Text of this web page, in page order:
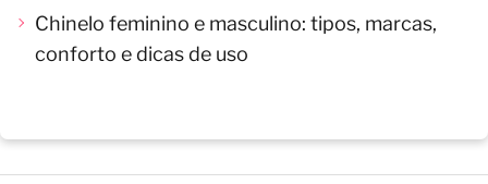
Chinelo feminino e masculino: tipos, marcas,
conforto e dicas de uso